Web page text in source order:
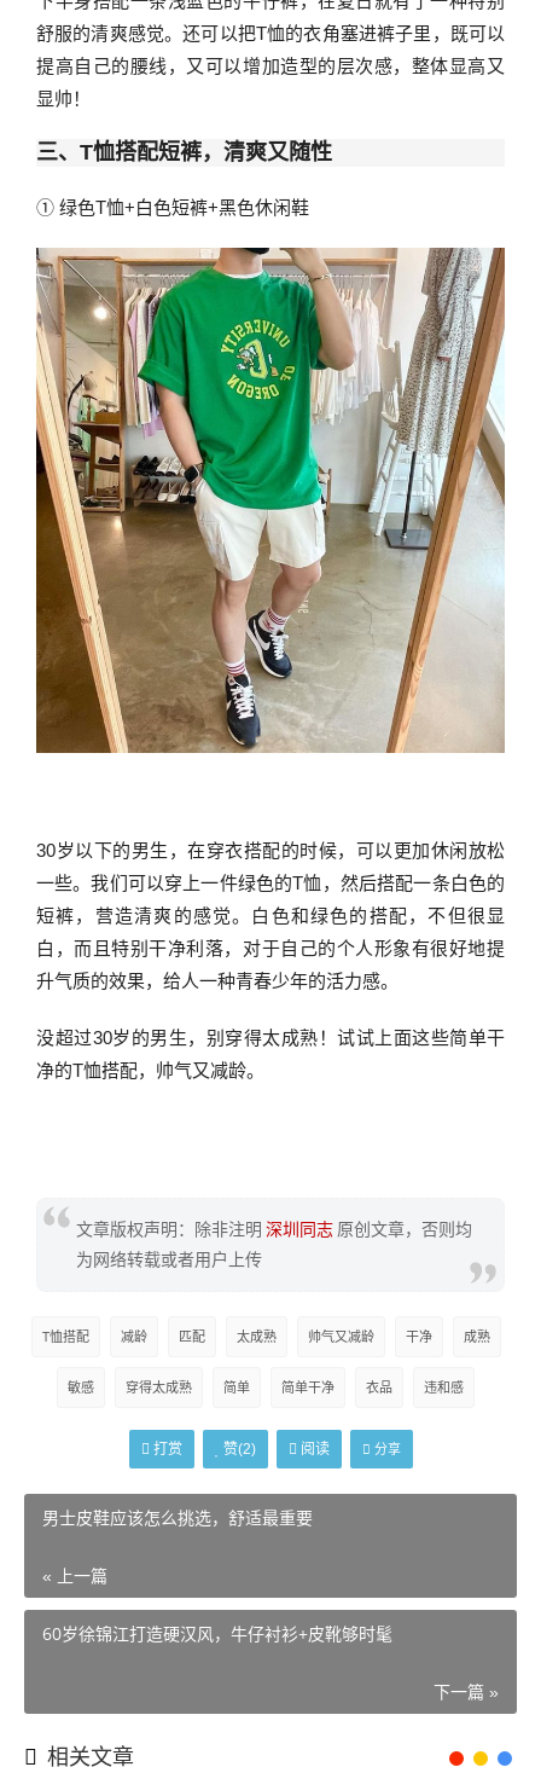
舒服的清爽感觉。还可以把T恤的衣角塞进裤子里，既可以
提高自己的腰线，又可以增加造型的层次感，整体显高又
显帅！
三、T恤搭配短裤，清爽又随性
① 绿色T恤+白色短裤+黑色休闲鞋
30岁以下的男生，在穿衣搭配的时候，可以更加休闲放松
一些。我们可以穿上一件绿色的T恤，然后搭配一条白色的
短裤，营造清爽的感觉。白色和绿色的搭配，不但很显
白，而且特别干净利落，对于自己的个人形象有很好地提
升气质的效果，给人一种青春少年的活力感。
没超过30岁的男生，别穿得太成熟！试试上面这些简单干
净的T恤搭配，帅气又减龄。
文章版权声明：除非注明 深圳同志 原创文章，否则均
为网络转载或者用户上传
T恤搭配 减龄 匹配 太成熟 帅气又减龄 干净 成熟
敏感 穿得太成熟 简单 简单干净 衣品 违和感
打赏 赞(2) 阅读 分享
男士皮鞋应该怎么挑选，舒适最重要
« 上一篇
60岁徐锦江打造硬汉风，牛仔衬衫+皮靴够时髦
下一篇 »
相关文章